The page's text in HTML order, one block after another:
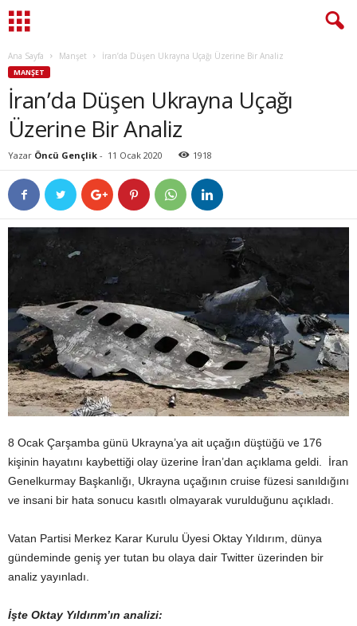
Ana Sayfa Manşet İran’da Düşen Ukrayna Uçağı Üzerine Bir Analiz
MANŞET
İran’da Düşen Ukrayna Uçağı
Üzerine Bir Analiz
Yazar Öncü Gençlik - 11 Ocak 2020 1918
8 Ocak Çarşamba günü Ukrayna’ya ait uçağın düştüğü ve 176
kişinin hayatını kaybettiği olay üzerine İran’dan açıklama geldi. İran
Genelkurmay Başkanlığı, Ukrayna uçağının cruise füzesi sanıldığını
ve insani bir hata sonucu kasıtlı olmayarak vurulduğunu açıkladı.
Vatan Partisi Merkez Karar Kurulu Üyesi Oktay Yıldırım, dünya
gündeminde geniş yer tutan bu olaya dair Twitter üzerinden bir
analiz yayınladı.
İşte Oktay Yıldırım’ın analizi: